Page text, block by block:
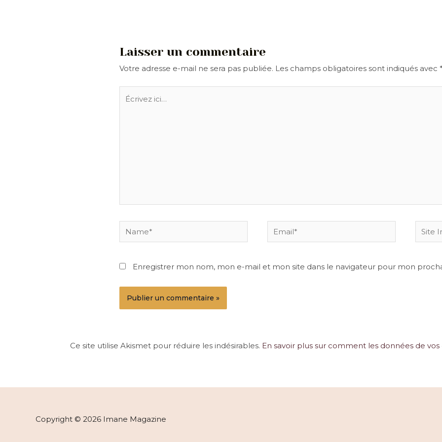
Laisser un commentaire
Votre adresse e-mail ne sera pas publiée. Les champs obligatoires sont indiqués avec
Name* Email*
Site
Enregistrer mon nom, mon e-mail et mon site dans le navigateur pour mon
Ce site utilise Akismet pour réduire les indésirables. En savoir plus sur comment les données de
Copyright © 2026 Imane Magazine